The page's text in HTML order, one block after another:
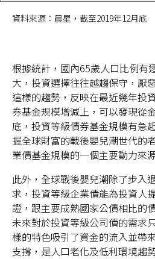
資料來源：晨星，截至2019年12月底
根據統計，國內65歲人口比例有
大，投資選擇往往越趨保守，厭
這樣的趨勢，反映在最近幾年投
券基金規模增減上，可以發現從
底，投資等級債券基金規模有急
握全球財富的戰後嬰兒潮世代的
業債基金規模的一個主要動力來
此外，全球戰後嬰兒潮除了步入
求，投資等級企業債能為投資人
證，跟主要成熟國家公債相比的
未來對於投資等級公司債的需求
樣的特色吸引了資金的流入並帶
支撐，是人口老化及低利環境趨